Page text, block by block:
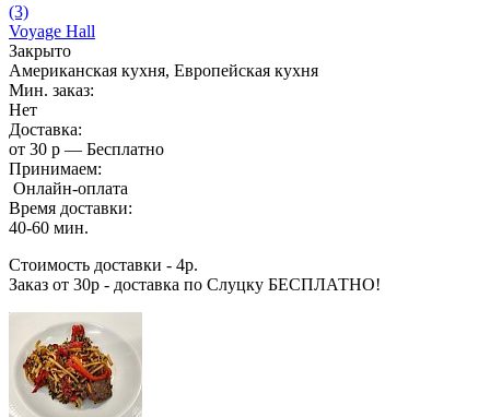
(3)
Voyage Hall
Закрыто
Американская кухня, Европейская кухня
Мин. заказ:
Нет
Доставка:
от 30 р — Бесплатно
Принимаем:
Онлайн-оплата
Время доставки:
40-60 мин.
Стоимость доставки - 4р.
Заказ от 30р - доставка по Слуцку БЕСПЛАТНО!